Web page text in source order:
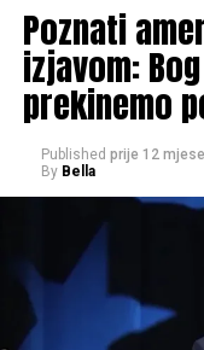
Poznati
izjavom:
prekinemo
Published prije 12
By Bella